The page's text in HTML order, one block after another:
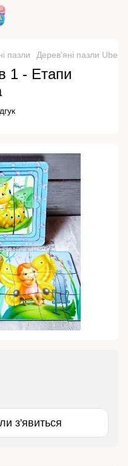
пазли Дерев'яні пазли Ubee
1 - Етапи
з'явиться